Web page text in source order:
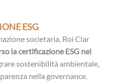
ESG
societaria, Roi Clar
la certificazione ESG nel
sostenibilità ambientale,
nella governance.